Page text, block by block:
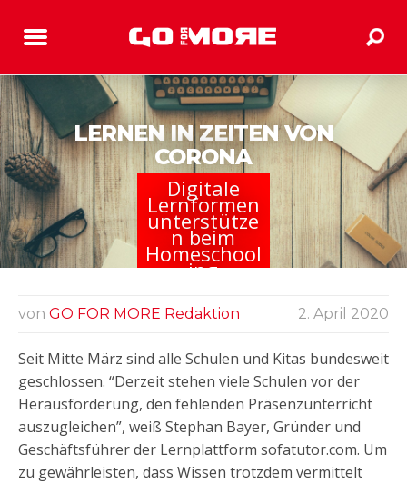
LERNEN IN ZEITEN VON
CORONA
Digitale
Lernformen
unterstütze
n beim
Homeschool
ing
von GO FOR MORE Redaktion 2. April 2020
Seit Mitte März sind alle Schulen und Kitas bundesweit
geschlossen. “Derzeit stehen viele Schulen vor der
Herausforderung, den fehlenden Präsenzunterricht
auszugleichen”, weiß Stephan Bayer, Gründer und
Geschäftsführer der Lernplattform sofatutor.com. Um
zu gewährleisten, dass Wissen trotzdem vermittelt